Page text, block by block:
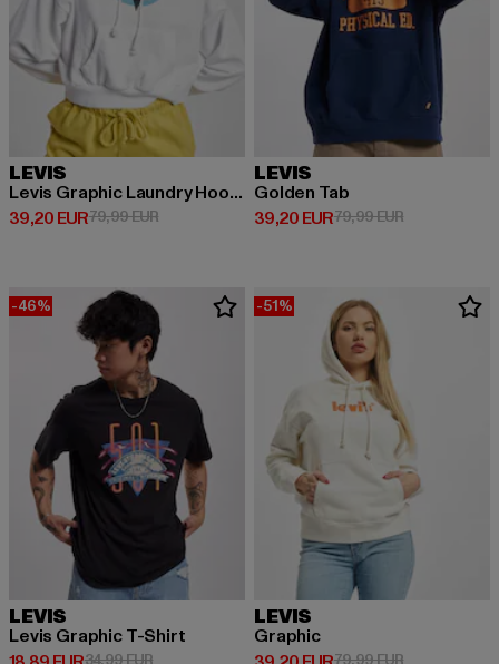
LEVIS
Levis Graphic Laundry Hoodie
39,20 EUR
Derzeitiger Preis: 39,20 EUR
79,99 EURAktionspreis: 79,99 EUR
LEVIS
Golden Tab
39,20 EUR
Derzeitiger Preis: 39,20 EUR
79,99 EURAktionspreis:
-46%
LEVIS
Levis Graphic T-Shirt
Aktionspreis: 34,99 EUR
-51%
LEVIS
Graphic
Aktionspreis: